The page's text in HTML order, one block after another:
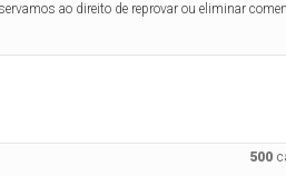
ao direito de reprovar ou eliminar
500